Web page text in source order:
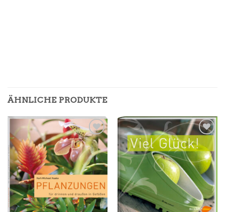
ÄHNLICHE PRODUKTE
Zur
Merkliste
hinzufügen
Zur
Merkliste
hinzufügen